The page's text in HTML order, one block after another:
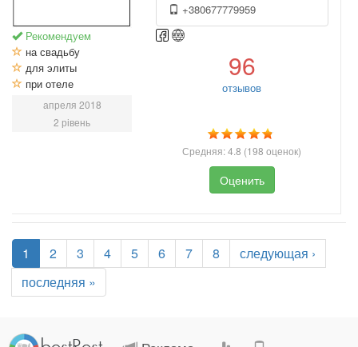
Рекомендуем
на свадьбу
для элиты
при отеле
апреля 2018
2 рівень
+380677779959
96
отзывов
Средняя:4.8 (198 оценок)
Оценить
1 2 3 4 5 6 7 8
следующая ›
последняя »